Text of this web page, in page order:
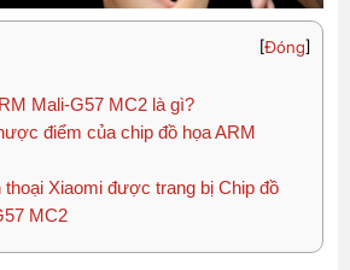
[Đóng]
Mali-G57 MC2 là gì?
điểm của chip đồ họa ARM
thoại Xiaomi được trang bị Chip đồ
MC2